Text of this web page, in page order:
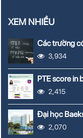
XEM NHIỀU
Các trường
3,934
PTE score in
2,415
Đại học
2,070